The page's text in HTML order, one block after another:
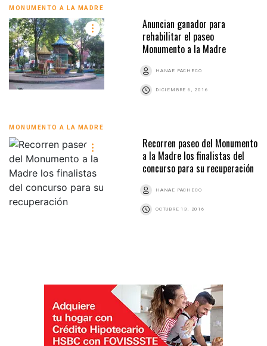
MONUMENTO A LA MADRE
Anuncian ganador para
rehabilitar el paseo
Monumento a la Madre
HANAE PACHECO
DICIEMBRE 6, 2016
MONUMENTO A LA MADRE
Recorren paseo del Monumento
a la Madre los finalistas del
concurso para su recuperación
HANAE PACHECO
OCTUBRE 13, 2016